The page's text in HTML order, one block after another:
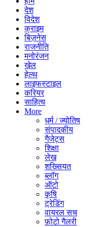
देश
विदेश
क्राइम
बिज़नेस
राजनीति
मनोरंजन
खेल
हेल्थ
लाइफस्टाइल
करियर
साहित्य
More
धर्म / ज्योतिष
संपादकीय
गैजेट्स
शिक्षा
लेख
शख्सियत
ब्लॉग
ऑटो
कृषि
ट्रेडिंग
वायरल सच
फ़ोटो गैलरी